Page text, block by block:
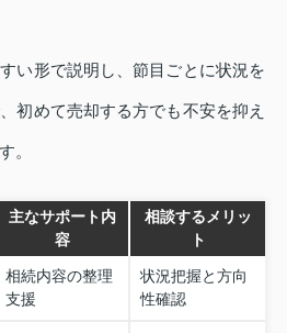
い形で説明し、節目ごとに状況を
初めて売却する方でも不安を抑え
。
主なサポート内
容
相談するメリッ
ト
相続内容の整理
支援
状況把握と方向
性確認